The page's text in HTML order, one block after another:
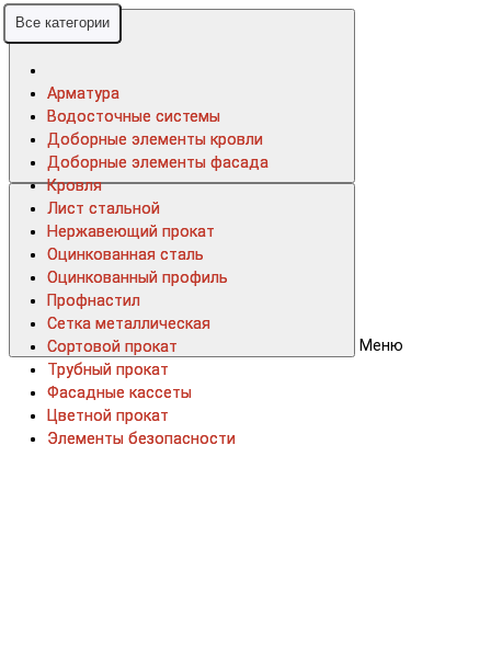
Меню
Все категории
Арматура
Водосточные системы
Доборные элементы кровли
Доборные элементы фасада
Кровля
Лист стальной
Нержавеющий прокат
Оцинкованная сталь
Оцинкованный профиль
Профнастил
Сетка металлическая
Сортовой прокат
Трубный прокат
Фасадные кассеты
Цветной прокат
Элементы безопасности
Все категории
Арматура
Водосточные системы
Доборные элементы кровли
Доборные элементы фасада
Кровля
Лист стальной
Нержавеющий прокат
Оцинкованная сталь
Оцинкованный профиль
Профнастил
Сетка металлическая
Сортовой прокат
Трубный прокат
Фасадные кассеты
Цветной прокат
Элементы безопасности